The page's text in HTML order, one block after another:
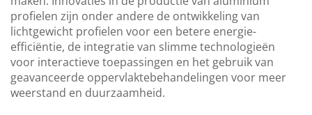
profielen zijn onder andere de ontwikkeling van
lichtgewicht profielen voor een betere energie-
efficiëntie, de integratie van slimme technologieën
voor interactieve toepassingen en het gebruik van
geavanceerde oppervlaktebehandelingen voor meer
weerstand en duurzaamheid.